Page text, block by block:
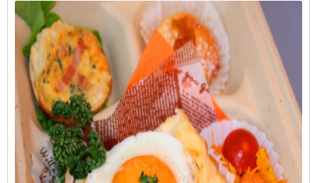
新百合ヶ丘の料理教
ーヌ